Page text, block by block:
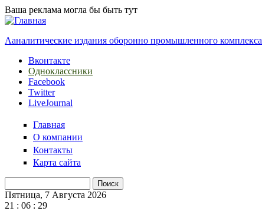
Перейти к основному содержанию
Ваша реклама могла бы быть тут
Ааналитические издания оборонно промышленного комплекса
Вконтакте
Одноклассники
Facebook
Twitter
LiveJournal
Главная
О компании
Контакты
Карта сайта
Форма поиска
Пятница, 7 Августа 2026
21 : 06 : 30